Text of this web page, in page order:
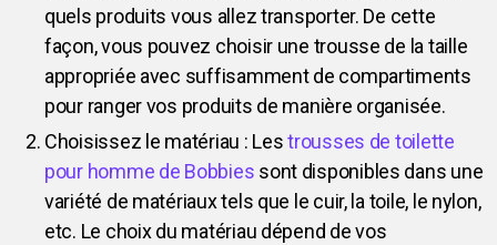
quels produits vous allez transporter. De cette
façon, vous pouvez choisir une trousse de la taille
appropriée avec suffisamment de compartiments
pour ranger vos produits de manière organisée.
Choisissez le matériau : Lestrousses de toilette
pour homme de Bobbies sont disponibles dans une
variété de matériaux tels que le cuir, la toile, le nylon,
etc. Le choix du matériau dépend de vos